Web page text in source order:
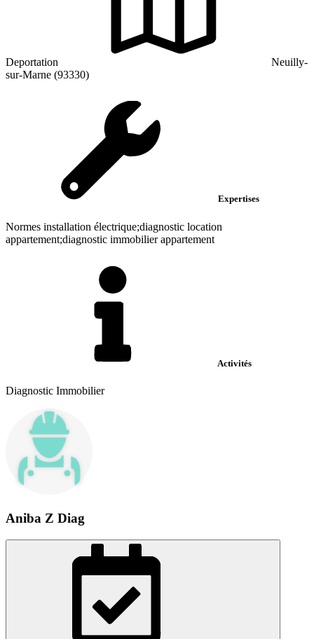
Deportation
Neuilly-
sur-Marne (93330)
Expertises
Normes installation électrique;diagnostic location
appartement;diagnostic immobilier appartement
Activités
Diagnostic Immobilier
Aniba Z Diag